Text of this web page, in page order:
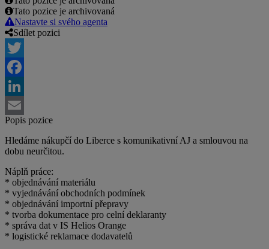
Tato pozice je archivovaná
Nastavte si svého agenta
Sdílet pozici
Twitter
Facebook
LinkedIn
Email
Popis pozice
Hledáme nákupčí do Liberce s komunikativní AJ a smlouvou na
dobu neurčitou.
Náplň práce:
* objednávání materiálu
* vyjednávání obchodních podmínek
* objednávání importní přepravy
* tvorba dokumentace pro celní deklaranty
* správa dat v IS Helios Orange
* logistické reklamace dodavatelů